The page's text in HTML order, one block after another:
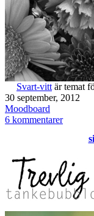
Svart-vitt är temat
Publicerat
den
30 september, 2012
Kategoriserat
som
Moodboard
6 kommentarertill